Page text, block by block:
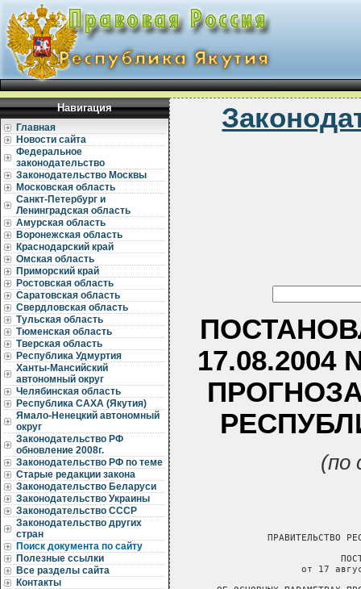
Навигация
Главная
Новости сайта
Федеральное
законодательство
Законодательство Москвы
Московская область
Санкт-Петербург и
Ленинградская область
Амурская область
Воронежская область
Краснодарский край
Омская область
Приморский край
Ростовская область
Саратовская область
Свердловская область
Тульская область
Тюменская область
Тверская область
Республика Удмуртия
Ханты-Мансийский
автономный округ
Челябинская область
Республика САХА (Якутия)
Ямало-Ненецкий автономный
округ
Законодательство РФ
обновление 2008г.
Законодательство РФ по теме
Старые редакции закона
Законодательство Беларуси
Законодательство Украины
Законодательство СССР
Законодательство других
стран
Поиск документа по сайту
Полезные ссылки
Все разделы сайта
Контакты
(по